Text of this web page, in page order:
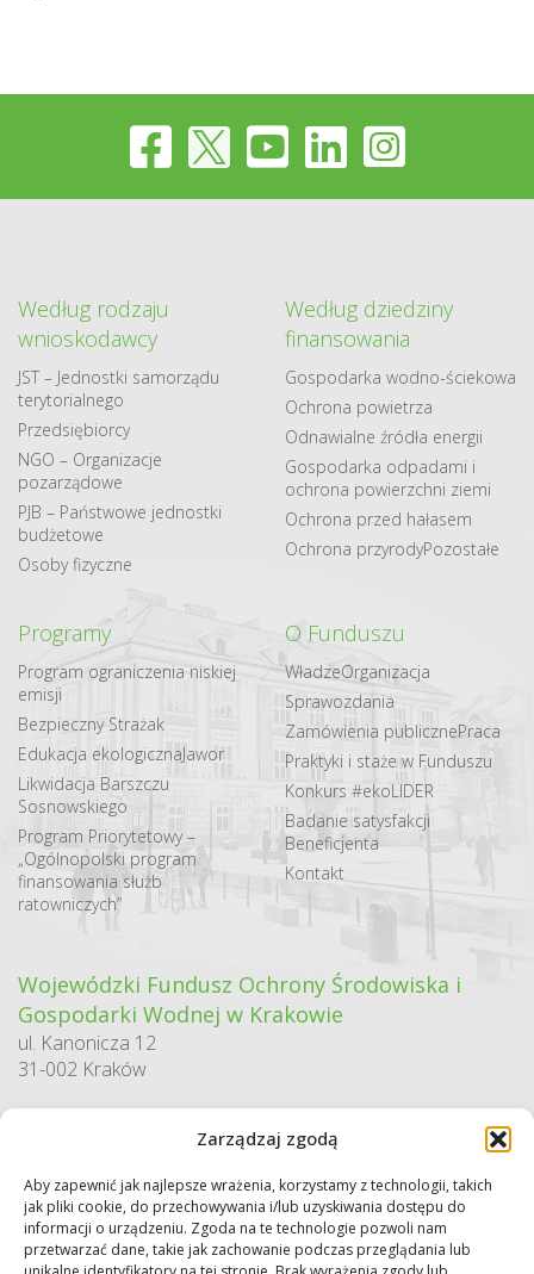
Zarządzaj zgodą
Aby zapewnić jak najlepsze wrażenia, korzystamy z technologii, takich
jak pliki cookie, do przechowywania i/lub uzyskiwania dostępu do
informacji o urządzeniu. Zgoda na te technologie pozwoli nam
przetwarzać dane, takie jak zachowanie podczas przeglądania lub
Według rodzaju
wnioskodawcy
JST – Jednostki samorządu
terytorialnego
Przedsiębiorcy
NGO – Organizacje
pozarządowe
PJB – Państwowe jednostki
budżetowe
Osoby fizyczne
Według dziedziny
finansowania
Gospodarka​ wodno​-ściekowa
Ochrona powietrza
Odnawialne​ źródła​ energii
Gospodarka odpadami i
ochrona powierzchni ziemi
Ochrona przed hałasem
Ochrona przyrodyPozostałe
Programy
Program ograniczenia niskiej
emisji
Bezpieczny Strażak
Edukacja ekologicznaJawor
Likwidacja Barszczu
Sosnowskiego
Program Priorytetowy –
„Ogólnopolski program
finansowania służb
ratowniczych”
O Funduszu
WładzeOrganizacja
Sprawozdania
Zamówienia publicznePraca
Praktyki i staże w Funduszu
Konkurs #ekoLIDER
Badanie satysfakcji
Beneficjenta
Kontakt
Wojewódzki Fundusz Ochrony Środowiska i
Gospodarki Wodnej w Krakowie
ul. Kanonicza 12
31-002 Kraków
Sekretariat / Dziennik podawczy
tel.: 12 422 94 90
e-mail:biuro@wfos.krakow.pl